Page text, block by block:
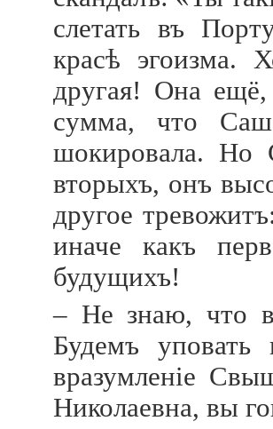
слетать въ
красѣ эгоизма.
другая! Она
сумма, что
шокировала. Но
вторыхъ, онъ
другое
иначе какъ
будущихъ!
– Не знаю, что
Будемъ
вразумленiе
Николаевна, вы